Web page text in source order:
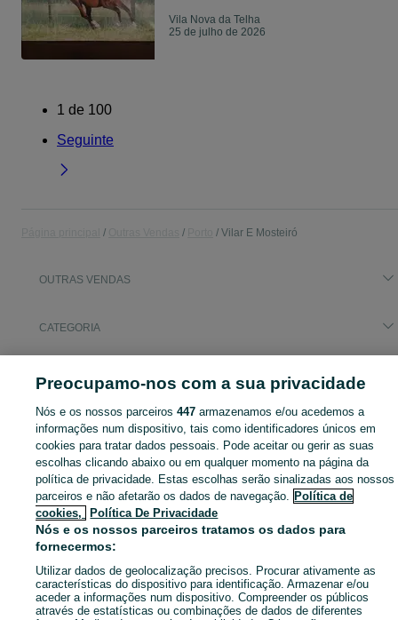
Vila Nova da Telha
25 de julho de 2026
1 de 100
Seguinte
Vilar E Mosteiró
OUTRAS VENDAS
CATEGORIA
Mapa do site
Mapa das freguesias
Mapa de mini-sites
Pesquisas populares
Preocupamo-nos com a sua privacidade
Nós e os nossos parceiros447 armazenamos e/ou acedemos a
informações num dispositivo, tais como identificadores únicos em
cookies para tratar dados pessoais. Pode aceitar ou gerir as suas
escolhas clicando abaixo ou em qualquer momento na página da
política de privacidade. Estas escolhas serão sinalizadas aos nossos
parceiros e não afetarão os dados de navegação. Política de
cookies,
Política De Privacidade
Nós e os nossos parceiros tratamos os dados para
fornecermos:
Utilizar dados de geolocalização precisos. Procurar ativamente as
características do dispositivo para identificação. Armazenar e/ou
aceder a informações num dispositivo. Compreender os públicos
através de estatísticas ou combinações de dados de diferentes